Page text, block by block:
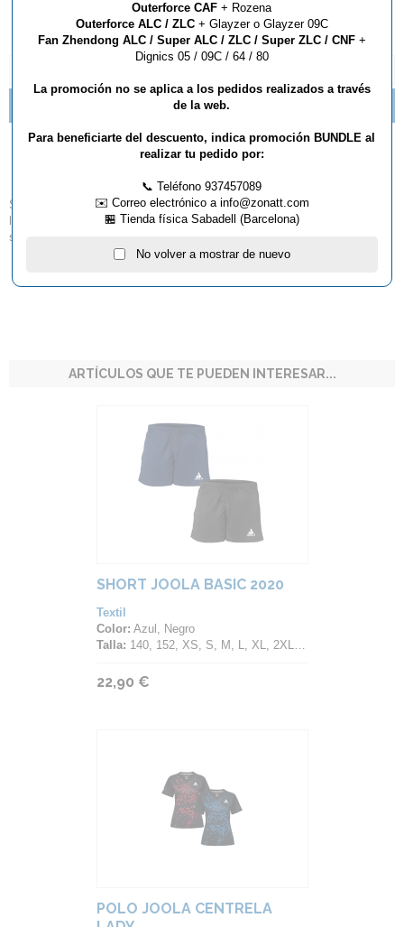
NOVEDADES TEXTIL BUTTERFLY 2016
Polo JOOLA Team 25
Si desea dominar no solo juguetonamente, sino también visualmente en
la cancha de tenis de mesa con su equipo, el equipo de polo Joola 25 es
su primera opción.
ARTÍCULOS QUE TE PUEDEN INTERESAR...
SHORT JOOLA BASIC 2020
Textil
Color: Azul, Negro
Talla: 140, 152, XS, S, M, L, XL, 2XL, 3XL, 4XL, 5XL
22,90 €
POLO JOOLA CENTRELA
Outerforce CAF + Rozena
Outerforce ALC / ZLC+ Glayzer o Glayzer 09C
Fan Zhendong ALC / Super ALC / ZLC / Super ZLC / CNF+
Dignics 05 / 09C / 64 / 80
La promoción no se aplica a los pedidos realizados a través
de la web.
Para beneficiarte del descuento, indica promoción BUNDLE al
realizar tu pedido por:
📞 Teléfono 937457089
✉️ Correo electrónico a info@zonatt.com
🏪 Tienda física Sabadell (Barcelona)
No volver a mostrar de nuevo